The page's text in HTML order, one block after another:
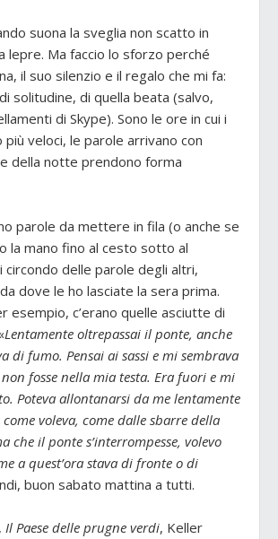
suona la sveglia non scatto in
lepre. Ma faccio lo sforzo perché
il suo silenzio e il regalo che mi fa:
solitudine, di quella beata (salvo,
di Skype). Sono le ore in cui i
più veloci, le parole arrivano con
della notte prendono forma
parole da mettere in fila (o anche se
la mano fino al cesto sotto al
circondo delle parole degli altri,
dove le ho lasciate la sera prima.
esempio, c’erano quelle asciutte di
Lentamente oltrepassai il ponte, anche
di fumo. Pensai ai sassi e mi sembrava
fosse nella mia testa. Era fuori e mi
Poteva allontanarsi da me lentamente
voleva, come dalle sbarre della
che il ponte s’interrompesse, volevo
a quest’ora stava di fronte o di
buon sabato mattina a tutti.
Il Paese delle prugne verdi, Keller